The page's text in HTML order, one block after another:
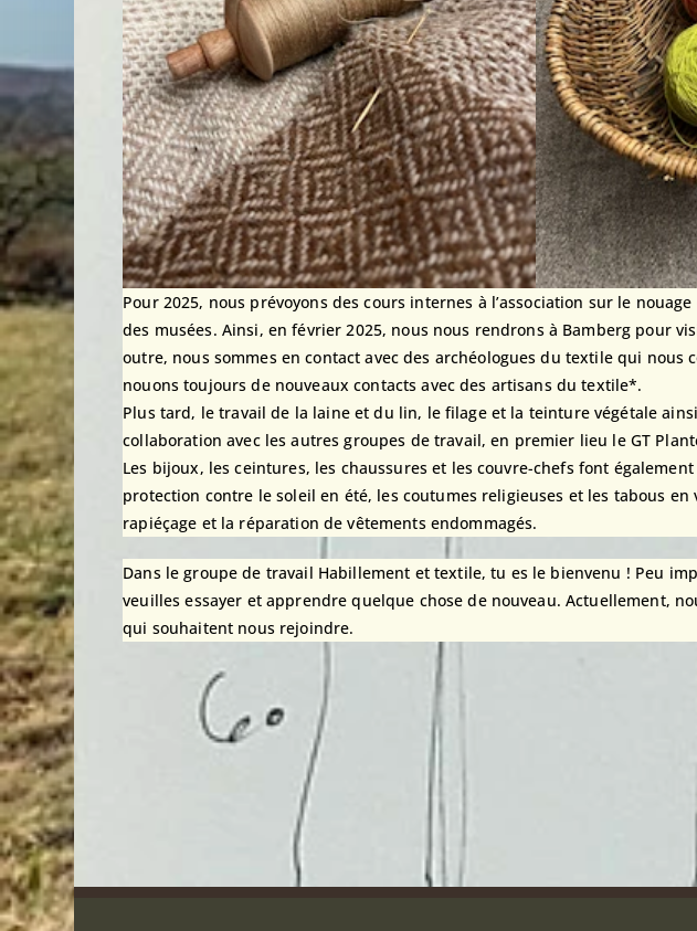
Pour 2025, nous prévoyons des cours internes à l’association sur le
des musées. Ainsi, en février 2025, nous nous rendrons à Bamberg pour
outre, nous sommes en contact avec des archéologues du textile qui
nouons toujours de nouveaux contacts avec des artisans du textile*.
Plus tard, le travail de la laine et du lin, le filage et la teinture végétale
collaboration avec les autres groupes de travail, en premier lieu le GT
Les bijoux, les ceintures, les chaussures et les couvre-chefs font
protection contre le soleil en été, les coutumes religieuses et les tabous
rapiéçage et la réparation de vêtements endommagés.
Dans le groupe de travail Habillement et textile, tu es le bienvenu ! Peu
veuilles essayer et apprendre quelque chose de nouveau. Actuellement,
qui souhaitent nous rejoindre.